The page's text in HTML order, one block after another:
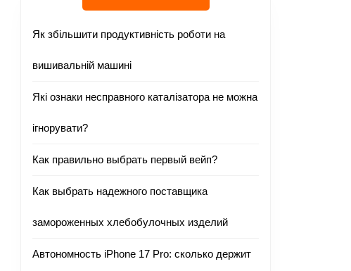
Як збільшити продуктивність роботи на
вишивальній машині
Які ознаки несправного каталізатора не можна
ігнорувати?
Как правильно выбрать первый вейп?
Как выбрать надежного поставщика
замороженных хлебобулочных изделий
Автономность iPhone 17 Pro: сколько держит